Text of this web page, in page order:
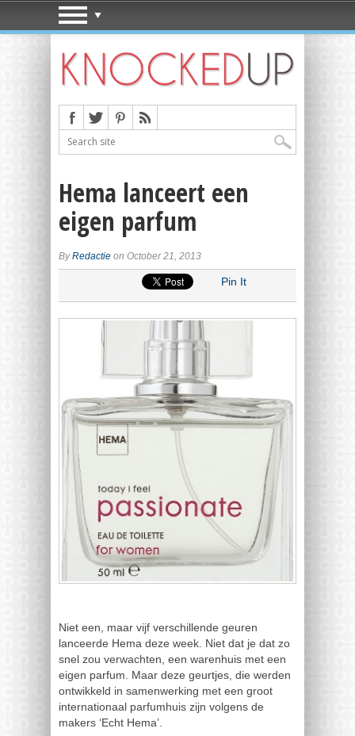
Hema lanceert een
eigen parfum
ByRedactie on October 21, 2013
Pin It
Niet een, maar vijf verschillende geuren
lanceerde Hema deze week. Niet dat je dat zo
snel zou verwachten, een warenhuis met een
eigen parfum. Maar deze geurtjes, die werden
ontwikkeld in samenwerking met een groot
internationaal parfumhuis zijn volgens de
makers ‘Echt Hema’.